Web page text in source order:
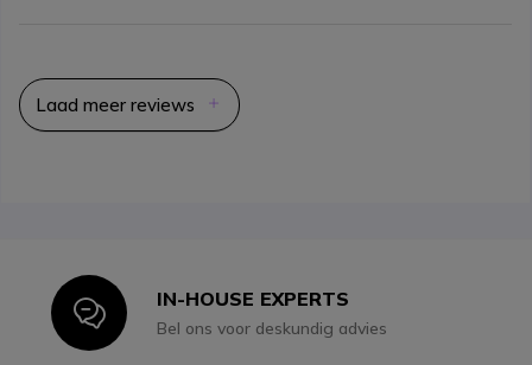
Laad meer reviews
IconIN-HOUSE EXPERTS
Bel ons voor deskundig advies